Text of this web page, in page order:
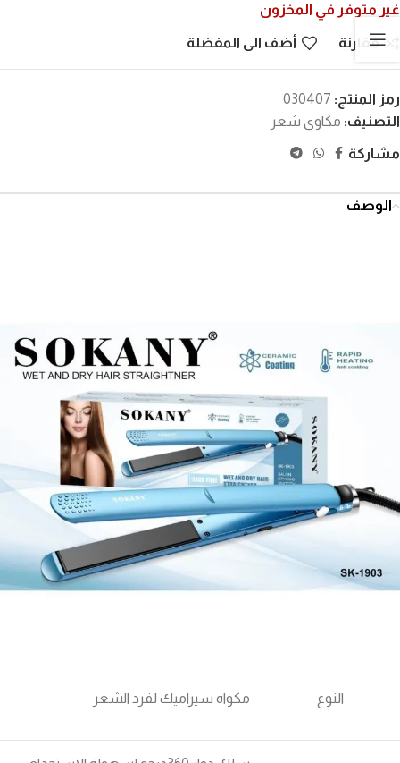
غير متوفر في المخزون
مقارنة أضف الى المفضلة
رمز المنتج: 030407
التصنيف: مكاوى شعر
مشاركة
الوصف
النوع مكواه سيراميك لفرد الشعر